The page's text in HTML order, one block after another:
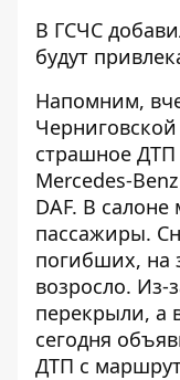
В ГСЧС
будут
Напомним,
страшное ДТП
Mercedes-
DAF. В салоне
пассажиры.
погибших, на
возросло. Из-
перекрыли, а
сегодня
ДТП с